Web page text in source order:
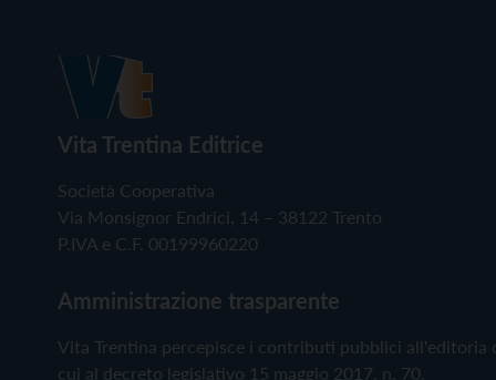
Vita Trentina Editrice
Società Cooperativa
Via Monsignor Endrici, 14 – 38122 Trento
P.IVA e C.F. 00199960220
Amministrazione trasparente
Vita Trentina percepisce i contributi pubblici all'editoria
cui al decreto legislativo 15 maggio 2017, n. 70.